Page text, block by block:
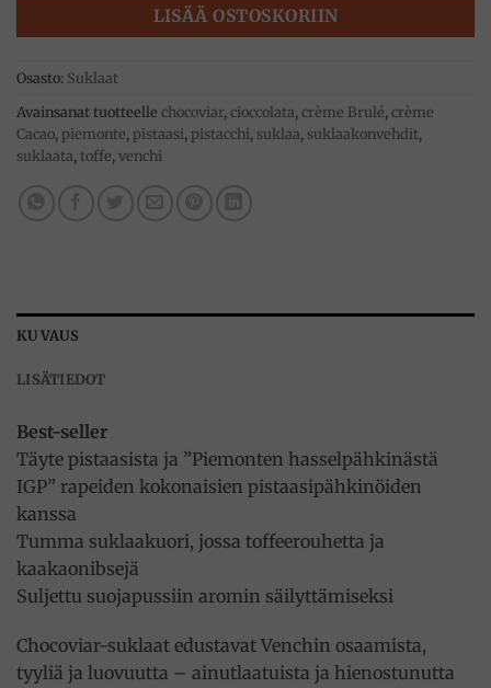
LISÄÄ OSTOSKORIIN
Osasto: Suklaat
Avainsanat tuotteelle chocoviar, cioccolata, crème Brulé, crème
Cacao, piemonte, pistaasi, pistacchi, suklaa, suklaakonvehdit,
suklaata, toffe, venchi
KUVAUS
LISÄTIEDOT
Best-seller
Täyte pistaasista ja ”Piemonten hasselpähkinästä
IGP” rapeiden kokonaisien pistaasipähkinöiden
kanssa
Tumma suklaakuori, jossa toffeerouhetta ja
kaakaonibsejä
Suljettu suojapussiin aromin säilyttämiseksi
Chocoviar-suklaat edustavat Venchin osaamista,
tyyliä ja luovuutta – ainutlaatuista ja hienostunutta